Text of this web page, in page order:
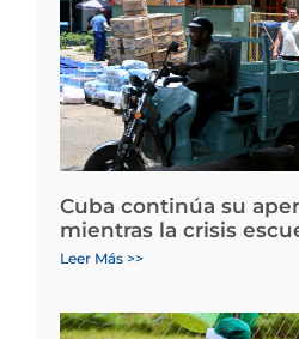
Cuba continúa su
mientras la crisis
Leer Más >>